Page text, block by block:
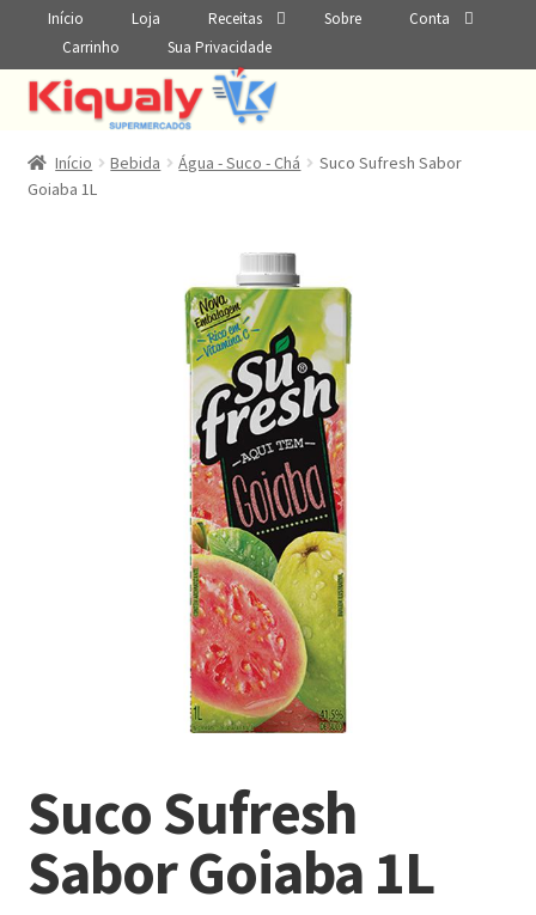
Início Loja Receitas Sobre
Conta
Carrinho
Sua Privacidade
Início Bebida Água - Suco - Chá
Suco Sufresh Sabor
Goiaba 1L
Suco Sufresh
Sabor Goiaba 1L